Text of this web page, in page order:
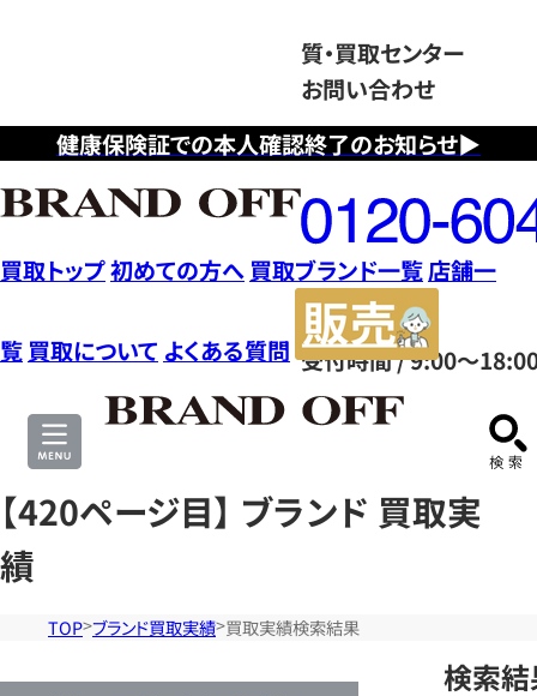
健康保険証での本人確認終了のお知らせ▶
質・買取センター
お問い合わせ
フ
リ
ー
ダ
イ
ヤ
ル
0120604117
受付時間 / 9:00～
買取トップ初めての方へ 買取ブランド一覧店舗一
覧 買取について よくある質問
サ
【420ページ目】 ブランド 買取実
績
TOP ブランド買取実績 買取実績検索結果
検索